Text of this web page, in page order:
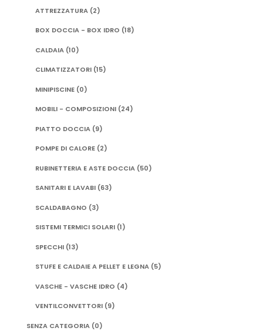
ATTREZZATURA (2)
BOX DOCCIA - BOX IDRO (18)
CALDAIA (10)
CLIMATIZZATORI (15)
MINIPISCINE (0)
MOBILI - COMPOSIZIONI (24)
PIATTO DOCCIA (9)
POMPE DI CALORE (2)
RUBINETTERIA E ASTE DOCCIA (50)
SANITARI E LAVABI (63)
SCALDABAGNO (3)
SISTEMI TERMICI SOLARI (1)
SPECCHI (13)
STUFE E CALDAIE A PELLET E LEGNA (5)
VASCHE - VASCHE IDRO (4)
VENTILCONVETTORI (9)
SENZA CATEGORIA (0)